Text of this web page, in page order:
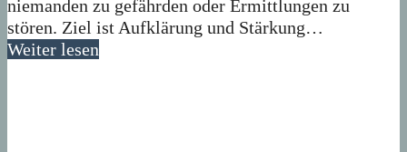
niemanden zu gefährden oder Ermittlungen zu
stören. Ziel ist Aufklärung und Stärkung…
Weiter lesen